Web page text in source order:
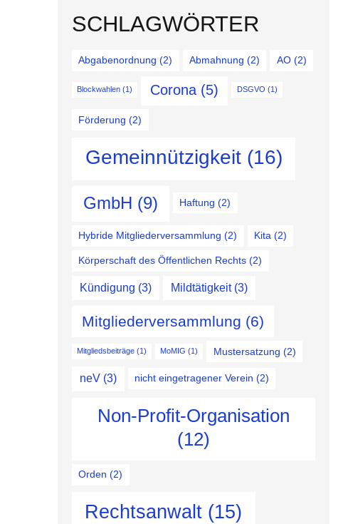
SCHLAGWÖRTER
Abgabenordnung (2) Abmahnung (2) AO(2)
Blockwahlen(1) Corona (5) DSGVO (1)
Förderung (2)
Gemeinnützigkeit(16)
GmbH (9) Haftung (2)
Hybride Mitgliederversammlung (2) Kita (2)
Körperschaft des Öffentlichen Rechts (2)
Kündigung (3) Mildtätigkeit(3)
Mitgliederversammlung (6)
Mitgliedsbeiträge(1) MoMIG (1) Mustersatzung (2)
neV(3) nicht eingetragener Verein (2)
Non-Profit-Organisation
(12)
Orden (2)
Rechtsanwalt (15)